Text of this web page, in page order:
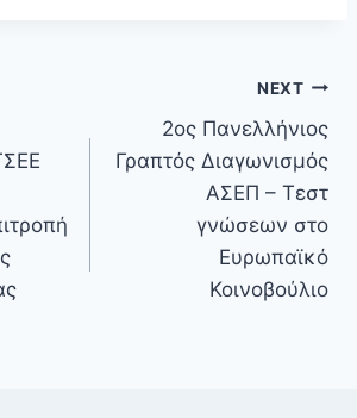
NEXT
2ος Πανελλήνιος
Γραπτός Διαγωνισμός
ΑΣΕΠ – Τεστ
γνώσεων στο
Ευρωπαϊκό
Κοινοβούλιο